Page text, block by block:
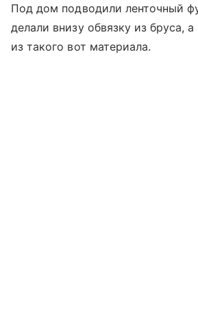
Под дом подводили ленточный
делали внизу обвязку из бруса,
из такого вот материала.